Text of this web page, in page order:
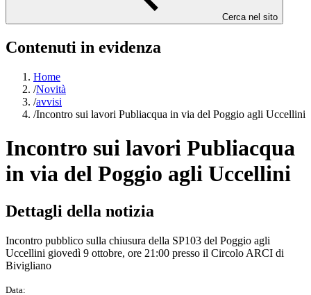
Cerca nel sito
Contenuti in evidenza
Home
/Novità
/avvisi
/Incontro sui lavori Publiacqua in via del Poggio agli Uccellini
Incontro sui lavori Publiacqua
in via del Poggio agli Uccellini
Dettagli della notizia
Incontro pubblico sulla chiusura della SP103 del Poggio agli
Uccellini giovedì 9 ottobre, ore 21:00 presso il Circolo ARCI di
Bivigliano
Data: